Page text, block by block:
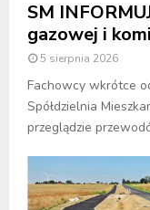
SM
gazowej i
5 sierpnia 2026
Fachowcy wkrótce
Spółdzielnia
przeglądzie